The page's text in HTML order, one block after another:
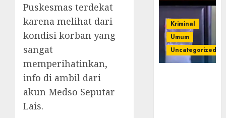
Puskesmas terdekat
karena melihat dari
kondisi korban yang
sangat
memperihatinkan,
info di ambil dari
akun Medso Seputar
Lais.
Kriminal
Umum
Uncategorized